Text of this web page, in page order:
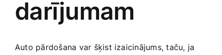
Medicīnas preces
darījumam
Auto pārdošana var šķist izaicinājums, taču, ja